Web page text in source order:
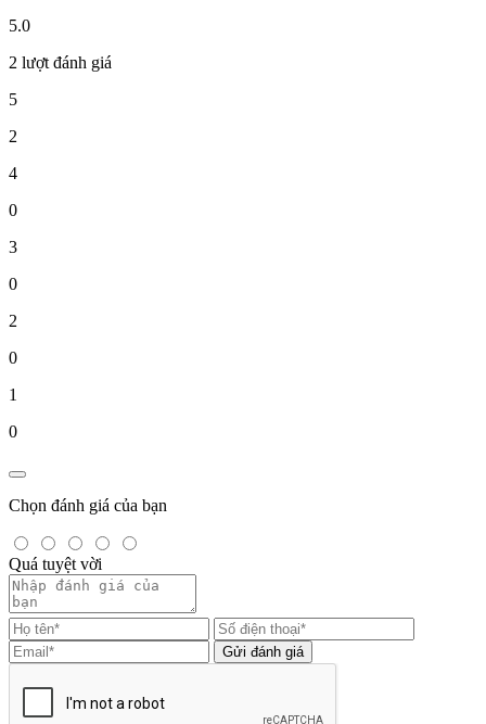
5.0
2 lượt đánh giá
5
2
4
0
3
0
2
0
1
0
Chọn đánh giá của bạn
Quá tuyệt vời
Gửi đánh giá